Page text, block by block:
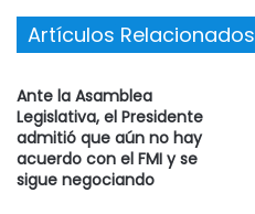
Artículos Relacionados
Ante la Asamblea
Legislativa, el Presidente
admitió que aún no hay
acuerdo con el FMI y se
sigue negociando